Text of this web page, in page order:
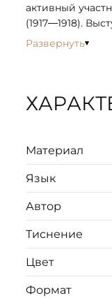
активный
(1917—1918).
В книге автор
Развернуть
Материал
Язык
Автор
Тиснение
Цвет
Формат